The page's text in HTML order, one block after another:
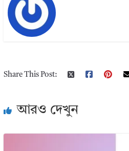
Share This Post:
আরও দেখুন